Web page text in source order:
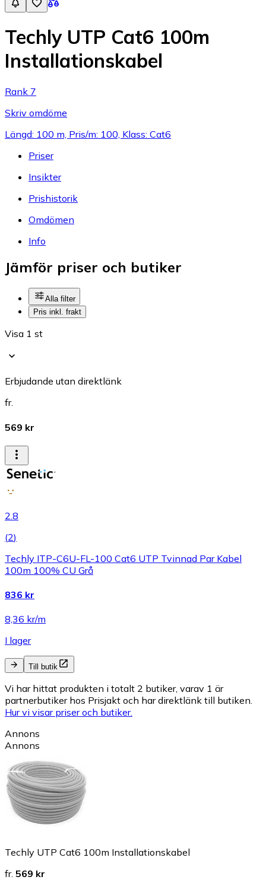
Techly UTP Cat6 100m
Installationskabel
Rank 7
Skriv omdöme
Längd: 100 m, Pris/m: 100, Klass: Cat6
Priser
Insikter
Prishistorik
Omdömen
Info
Jämför priser och butiker
Alla filter
Pris inkl. frakt
Visa 1 st
Erbjudande utan direktlänk
fr.
569 kr
2.8
(2)
Techly ITP-C6U-FL-100 Cat6 UTP Tvinnad Par Kabel
100m 100% CU Grå
836 kr
8,36 kr/m
I lager
Till butik
Vi har hittat produkten i totalt 2 butiker, varav 1 är
partnerbutiker hos Prisjakt och har direktlänk till butiken.
Hur vi visar priser och butiker.
Annons
Annons
Techly UTP Cat6 100m Installationskabel
fr. 569 kr